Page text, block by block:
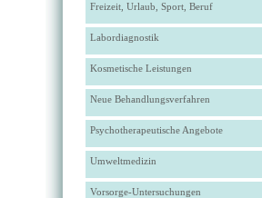
Freizeit, Urlaub, Sport, Beruf
Labordiagnostik
Kosmetische Leistungen
Neue Behandlungsverfahren
Psychotherapeutische Angebote
Umweltmedizin
Vorsorge-Untersuchungen